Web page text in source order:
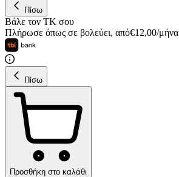
Πίσω
Βάλε τον ΤΚ σου
Πλήρωσε όπως σε βολεύει, από€12,00/μήνα
Πίσω
Προσθήκη στο καλάθι